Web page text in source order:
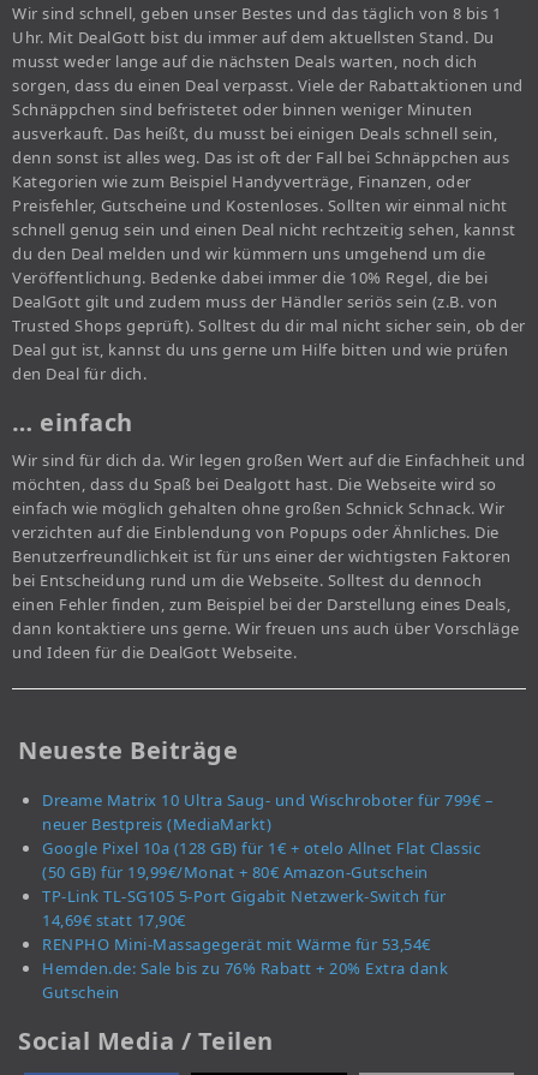
Wir sind schnell, geben unser Bestes und das täglich von 8 bis 1
Uhr. Mit DealGott bist du immer auf dem aktuellsten Stand. Du
musst weder lange auf die nächsten Deals warten, noch dich
sorgen, dass du einen Deal verpasst. Viele der Rabattaktionen und
Schnäppchen sind befristetet oder binnen weniger Minuten
ausverkauft. Das heißt, du musst bei einigen Deals schnell sein,
denn sonst ist alles weg. Das ist oft der Fall bei Schnäppchen aus
Kategorien wie zum Beispiel Handyverträge, Finanzen, oder
Preisfehler, Gutscheine und Kostenloses. Sollten wir einmal nicht
schnell genug sein und einen Deal nicht rechtzeitig sehen, kannst
du den Deal melden und wir kümmern uns umgehend um die
Veröffentlichung. Bedenke dabei immer die 10% Regel, die bei
DealGott gilt und zudem muss der Händler seriös sein (z.B. von
Trusted Shops geprüft). Solltest du dir mal nicht sicher sein, ob der
Deal gut ist, kannst du uns gerne um Hilfe bitten und wie prüfen
den Deal für dich.
… einfach
Wir sind für dich da. Wir legen großen Wert auf die Einfachheit und
möchten, dass du Spaß bei Dealgott hast. Die Webseite wird so
einfach wie möglich gehalten ohne großen Schnick Schnack. Wir
verzichten auf die Einblendung von Popups oder Ähnliches. Die
Benutzerfreundlichkeit ist für uns einer der wichtigsten Faktoren
bei Entscheidung rund um die Webseite. Solltest du dennoch
einen Fehler finden, zum Beispiel bei der Darstellung eines Deals,
dann kontaktiere uns gerne. Wir freuen uns auch über Vorschläge
und Ideen für die DealGott Webseite.
Neueste Beiträge
Dreame Matrix 10 Ultra Saug- und Wischroboter für 799€ –
neuer Bestpreis (MediaMarkt)
Google Pixel 10a (128 GB) für 1€ + otelo Allnet Flat Classic
(50 GB) für 19,99€/Monat + 80€ Amazon-Gutschein
TP-Link TL-SG105 5-Port Gigabit Netzwerk-Switch für
14,69€ statt 17,90€
RENPHO Mini-Massagegerät mit Wärme für 53,54€
Hemden.de: Sale bis zu 76% Rabatt + 20% Extra dank
Gutschein
Social Media / Teilen